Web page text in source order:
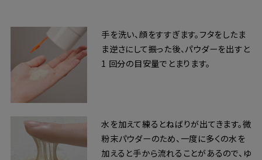
手を洗い、顔をすすぎます。フタをしたま
ま逆さにして振った後、パウダーを出すと
1 回分の目安量でとまります。
水を加えて練るとねばりが出てきます。微
粉末パウダーのため、一度に多くの水を
加えると手から流れることがあるので、ゆ